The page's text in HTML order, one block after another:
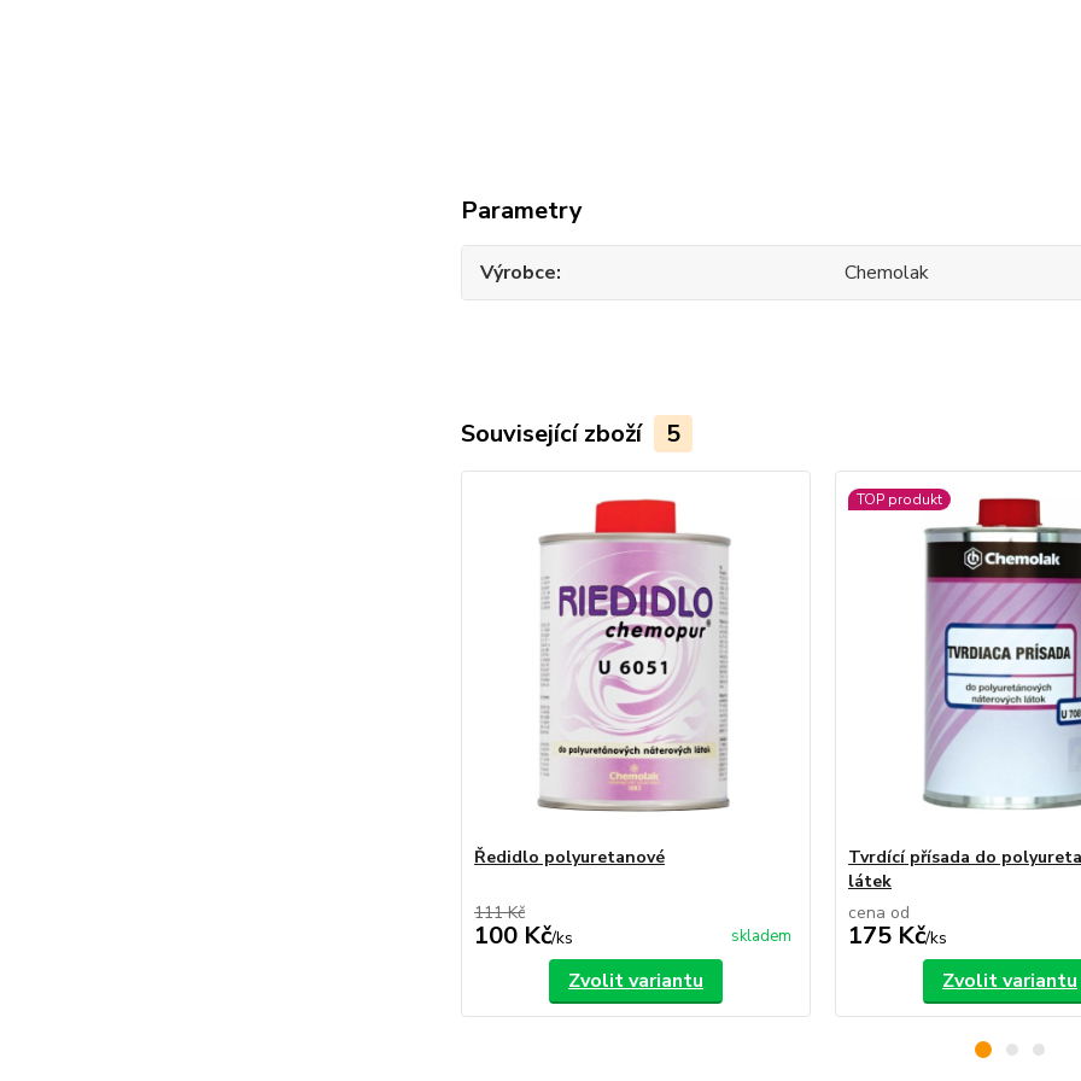
Parametry
Výrobce Chemolak
Související zboží 5
Ředidlo polyuretanové
111 Kč
100 Kč/ks skladem
Zvolit variantu
TOP produkt
Tvrdící přísada do
látek
cena od
175 Kč/ks
Zvolit variantu